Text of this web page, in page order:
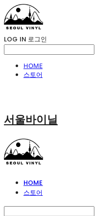
LOG IN 로그인
HOME
스토어
서울바이닐
HOME
스토어